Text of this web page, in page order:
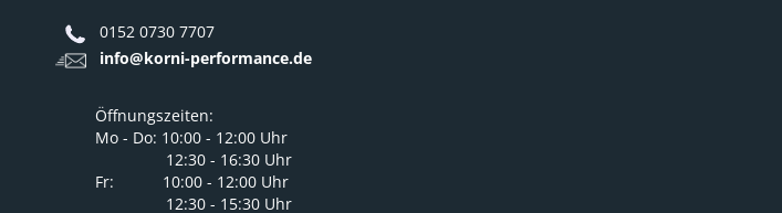
0152 0730 7707
info@korni-performance.de
Öffnungszeiten:
Mo - Do: 10:00 - 12:00 Uhr
12:30 - 16:30 Uhr
Fr: 10:00 - 12:00 Uhr
12:30 - 15:30 Uhr